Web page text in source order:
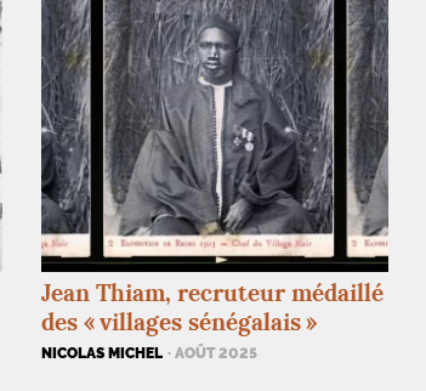
Jean Thiam, recruteur médaillé
des «villages sénégalais »
NICOLAS MICHEL · AOÛT 2025